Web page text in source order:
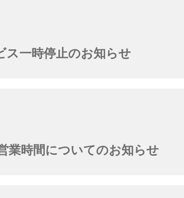
ス一時停止のお知らせ
末年始 営業時間についてのお知らせ